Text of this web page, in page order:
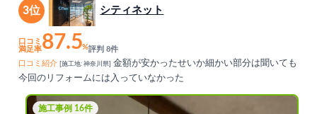
3位 シティネット
口コミ
満足率87.5%評判 8件
口コミ紹介
[施工地: 神奈川県]
金額が安かったせいか細かい部分は聞いても
今回のリフォームには入っていなかった
施工事例 16件